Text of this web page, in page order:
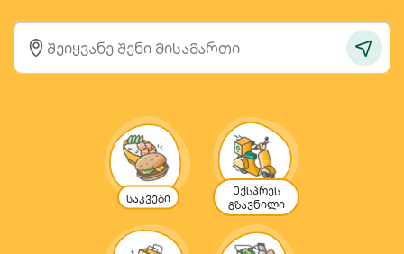
საკვები
Ექსპრეს
გზავნილი